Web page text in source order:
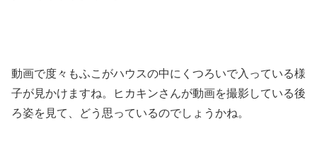
動画で度々もふこがハウスの中にくつろいで入っている様
子が見かけますね。ヒカキンさんが動画を撮影している後
ろ姿を見て、どう思っているのでしょうかね。